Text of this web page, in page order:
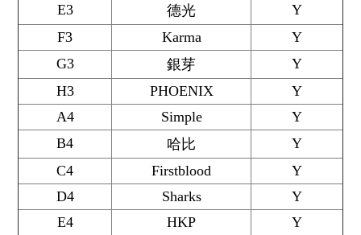
E3 德光
Y
F3
Karma
Y
G3
銀芽
Y
H3
PHOENIX
Y
A4
Simple
Y
B4
哈比
Y
C4
Firstblood
Y
D4
Sharks
Y
E4
HKP
Y